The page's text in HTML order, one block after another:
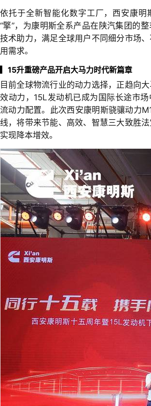
依托于全新智能化数字工厂，西安康明
“擎”，为康明斯全系产品在陕汽集团的
技术助力，满足全球用户不同细分市场
用需求。
15升重磅产品开启大马力时代新篇章
目前全球物流行业的动力选择，正趋向
效动力，15L发动机已成为国际长途市
流动力配置。此次西安康明斯骁骧动力
线，将带来节能、高效、智慧三大致胜
实现降本增效。